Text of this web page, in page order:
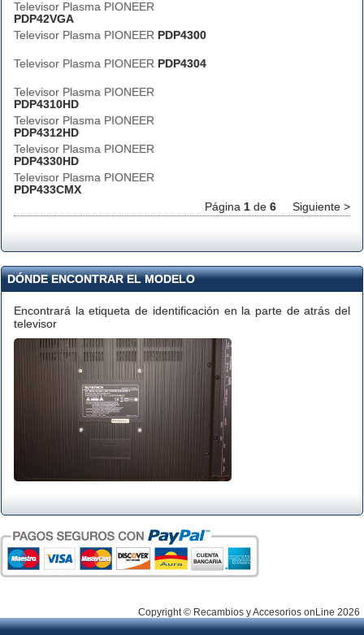
Televisor Plasma PIONEER
PDP42VGA
Televisor Plasma PIONEER PDP4300
Televisor Plasma PIONEER PDP4304
Televisor Plasma PIONEER
PDP4310HD
Televisor Plasma PIONEER
PDP4312HD
Televisor Plasma PIONEER
PDP4330HD
Televisor Plasma PIONEER
PDP433CMX
Página 1 de 6 Siguiente >
DÓNDE ENCONTRAR EL MODELO
Encontrará la etiqueta de identificación en la parte de atrás del
televisor
Copyright © Recambios y Accesorios onLine 2026